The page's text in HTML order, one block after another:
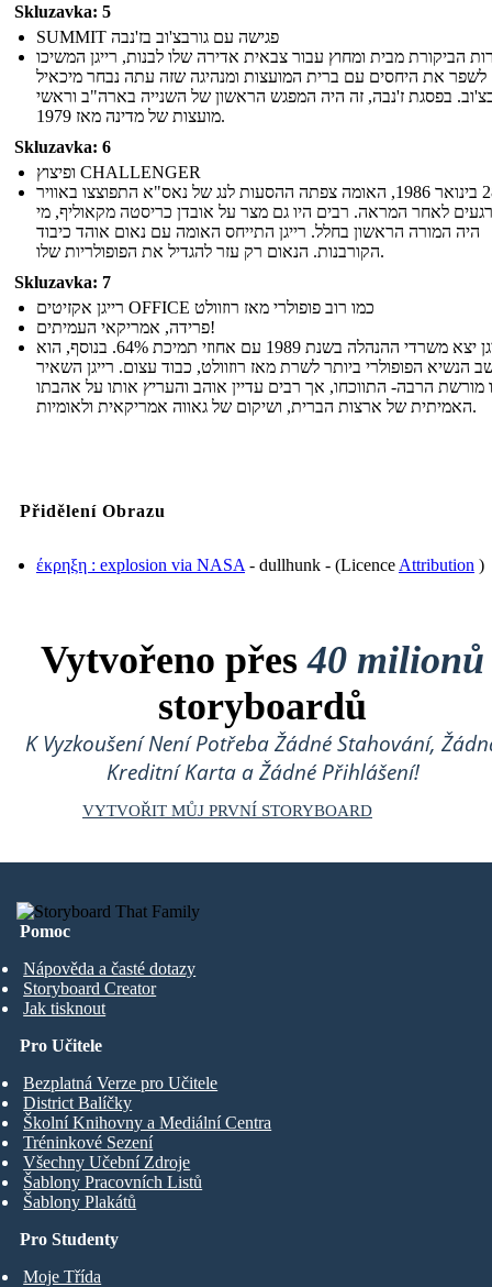
Skluzavka: 5
SUMMIT פגישה עם גורבצ'וב בז'נבה
הביקורת מבית ומחוץ עבור צבאית אדירה שלו לבנות, רייגן המשיכו
לשפר את היחסים עם ברית המועצות ומנהיגה שזה עתה נבחר מיכאיל
בפסגת ז'נבה, זה היה המפגש הראשון של השנייה בארה"ב וראשי
מועצות של מדינה מאז 1979.
Skluzavka: 6
ופיצוץ CHALLENGER
ב -28 בינואר 1986, האומה צפתה ההסעות לנג של נאס"א התפוצצו באוויר
לאחר המראה. רבים היו גם מצר על אובדן כריסטה מקאוליף, מי
היה המורה הראשון בחלל. רייגן התייחס האומה עם נאום אוהד כיבוד
הקורבנות. הנאום רק עזר להגדיל את הפופולריות שלו.
Skluzavka: 7
רייגן אקזיטים OFFICE כמו רוב פופולרי מאז רוזוולט
פרידה, אמריקאי העמיתים!
רייגן יצא משרדי ההנהלה בשנת 1989 עם אחוזי תמיכת 64%. בנוסף, הוא
הנשיא הפופולרי ביותר לשרת מאז רוזוולט, כבוד עצום. רייגן השאיר
מורשת הרבה- התווכחו, אך רבים עדיין אוהב והעריץ אותו על אהבתו
האמיתית של ארצות הברית, ושיקום של גאווה אמריקאית ולאומיות.
Přidělení Obrazu
έκρηξη : explosion via NASA - dullhunk - (Licence Attribution )
Vytvořeno přes40 milionů
storyboardů
K Vyzkoušení Není Potřeba Žádné Stahování,
Kreditní Karta a Žádné Přihlášení!
VYTVOŘIT MŮJ PRVNÍ STORYBOARD
Pomoc
Nápověda a časté dotazy
Storyboard Creator
Jak tisknout
Pro Studenty
Moje Třída
Pro Učitele
Bezplatná Verze pro Učitele
District Balíčky
Školní Knihovny a Mediální Centra
Tréninkové Sezení
Všechny Učební Zdroje
Šablony Pracovních Listů
Šablony Plakátů